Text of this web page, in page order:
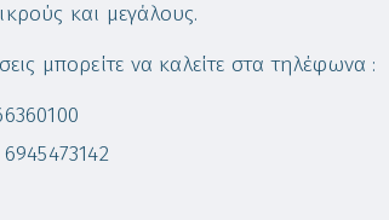
και μεγάλους.
μπορείτε να καλείτε στα τηλέφωνα :